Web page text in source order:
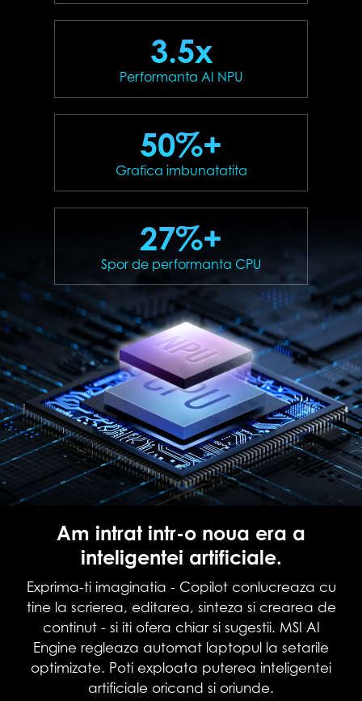
3.5x
Performanta AI NPU
50%+
Grafica imbunatatita
27%+
Spor de performanta CPU
Am intrat intr-o noua era a
inteligentei artificiale.
Exprima-ti imaginatia - Copilot conlucreaza cu
tine la scrierea, editarea, sinteza si crearea de
continut - si iti ofera chiar si sugestii. MSI AI
Engine regleaza automat laptopul la setarile
optimizate. Poti exploata puterea inteligentei
artificiale oricand si oriunde.